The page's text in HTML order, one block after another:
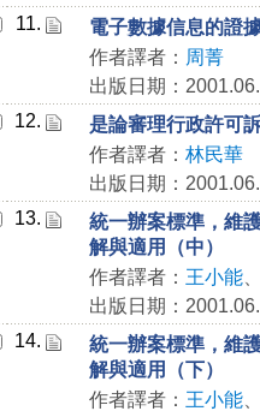
11.
電子數據信息的證
作者譯者： 周菁
出版日期：
12.
是論審理行政許可
作者譯者： 林民華
出版日期：
13.
統一辦案標準，維
解與適用（中）
作者譯者： 王小能
出版日期：
14.
統一辦案標準，維
解與適用（下）
作者譯者： 王小能